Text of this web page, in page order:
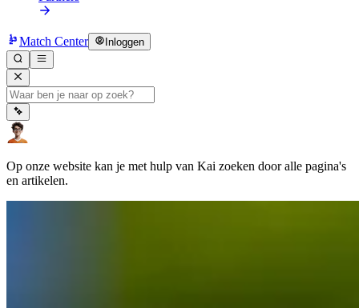
Match Center Inloggen
Op onze website kan je met hulp van Kai zoeken door alle pagina's
en artikelen.